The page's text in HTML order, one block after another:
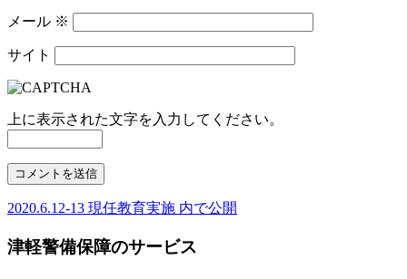
メール ※
サイト
上に表示された文字を入力してください。
投
稿
2020.6.12-13 現任教育実施 内で公開
津軽警備保障のサービス